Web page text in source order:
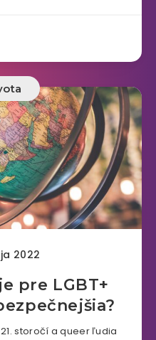
2022
pre LGBT+
storočí a queer ľudia